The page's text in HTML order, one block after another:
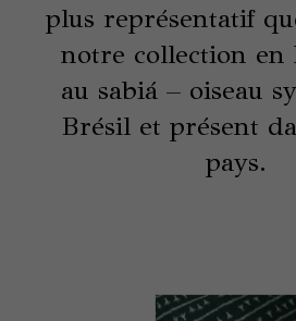
plus représentatif
notre collection en
au sabiá – oiseau
Brésil et présent
pays.